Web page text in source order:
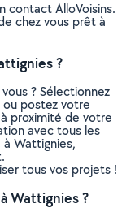
contact AlloVoisins.
chez vous prêt à
?
? Sélectionnez
postez votre
proximité de votre
avec tous les
Wattignies,
tous vos projets !
Wattignies ?